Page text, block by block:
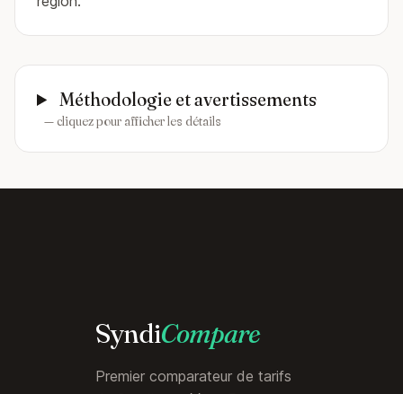
Méthodologie et avertissements
— cliquez pour afficher les détails
SyndiCompare
Premier comparateur de tarifs